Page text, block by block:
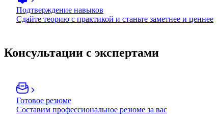
Подтверждение навыков
Сдайте теорию с практикой и станьте заметнее и ценнее
Консультации с экспертами
Готовое резюме
Составим профессиональное резюме за вас